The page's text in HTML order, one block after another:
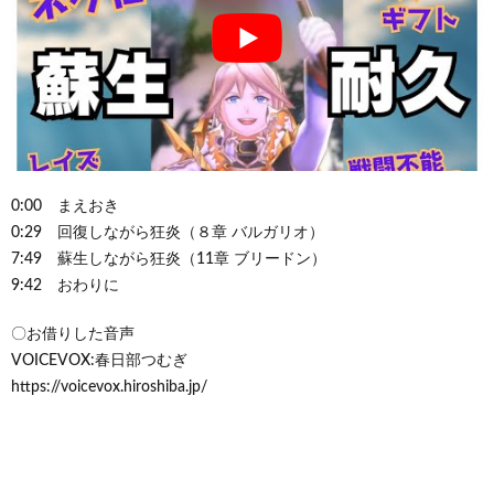
0:00 まえおき
0:29 回復しながら狂炎（８章 バルガリオ）
7:49 蘇生しながら狂炎（11章 ブリードン）
9:42 おわりに
〇お借りした音声
VOICEVOX:春日部つむぎ
https://voicevox.hiroshiba.jp/